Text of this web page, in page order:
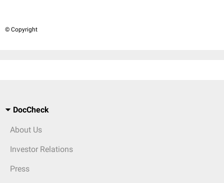
© Copyright
DocCheck
About Us
Investor Relations
Press